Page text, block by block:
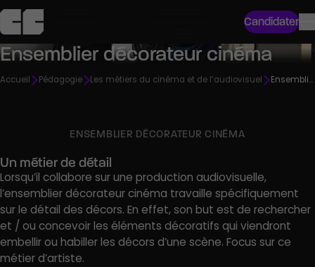
Candidater
Ensemblier décorateur cinéma
Accueil Pédagogie Les métiers du cinéma et de l’audiovisuel Ensemblier décorateur cinéma
ENSEMBLIER DÉCORATEUR CINÉMA
Un métier de détail
Lorsqu’il collabore sur une production audiovisuelle,
l’ensemblier décorateur cinéma travaille spécifiquement
sur le détail des décors. En effet, son but est de rechercher
et / ou concevoir les éléments décoratifs qui viendront
embellir ou habiller les décors d’une scène. Focus sur ce
métier d’artiste.